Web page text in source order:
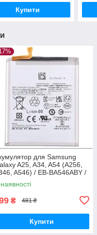
Купити
для Samsung
A25, A34, A54 (A256,
A546) / EB-BA546ABY /
BA256ABS, 5000 mAh
PRC
₴ 481 ₴
Купити